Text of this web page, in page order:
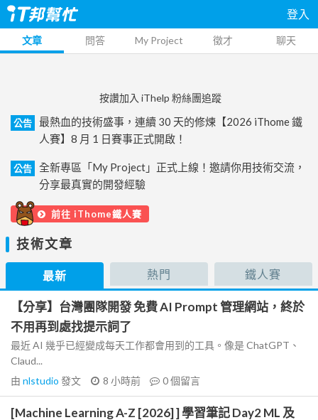
登入
文章 問答 My Project 徵才 聊天
按讚加入 iThelp 粉絲團追蹤
公告
最熱血的技術盛事，連續 30 天的修煉【2026 iThome 鐵
人賽】8 月 1 日賽事正式開啟！
公告
全新專區「My Project」正式上線！邀請你用技術交流，
分享最真實的開發經驗
前往 iThome鐵人賽
技術文章
最新 熱門 鐵人賽
【分享】台灣團隊開發 免費 AI Prompt 管理網站，終於
不用再到處找提示詞了
最近 AI 幾乎已經變成每天工作都會用到的工具。像是 ChatGPT、
Claud...
由 nlstudio 發文 8 小時前 0個留言
[Machine Learning A-Z [2026] ] 學習筆記 Day2 ML 及